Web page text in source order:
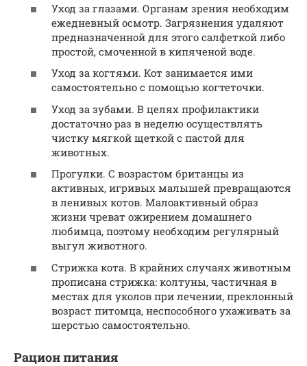
Уход за глазами. Органам зрения необходим
ежедневный осмотр. Загрязнения удаляют
предназначенной для этого салфеткой либо
простой, смоченной в кипяченой воде.
Уход за когтями. Кот занимается ими
самостоятельно с помощью когтеточки.
Уход за зубами. В целях профилактики
достаточно раз в неделю осуществлять
чистку мягкой щеткой с пастой для
животных.
Прогулки. С возрастом британцы из
активных, игривых малышей превращаются
в ленивых котов. Малоактивный образ
жизни чреват ожирением домашнего
любимца, поэтому необходим регулярный
выгул животного.
Стрижка кота. В крайних случаях животным
прописана стрижка: колтуны, частичная в
местах для уколов при лечении, преклонный
возраст питомца, неспособного ухаживать за
шерстью самостоятельно.
Рацион питания